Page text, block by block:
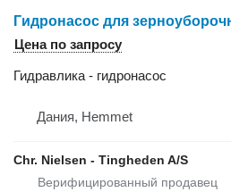
Цена по запросу
Гидравлика - гидронасос
Дания, Hemmet
Chr. Nielsen - Tingheden A/S